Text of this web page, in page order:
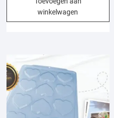
winkelwagen